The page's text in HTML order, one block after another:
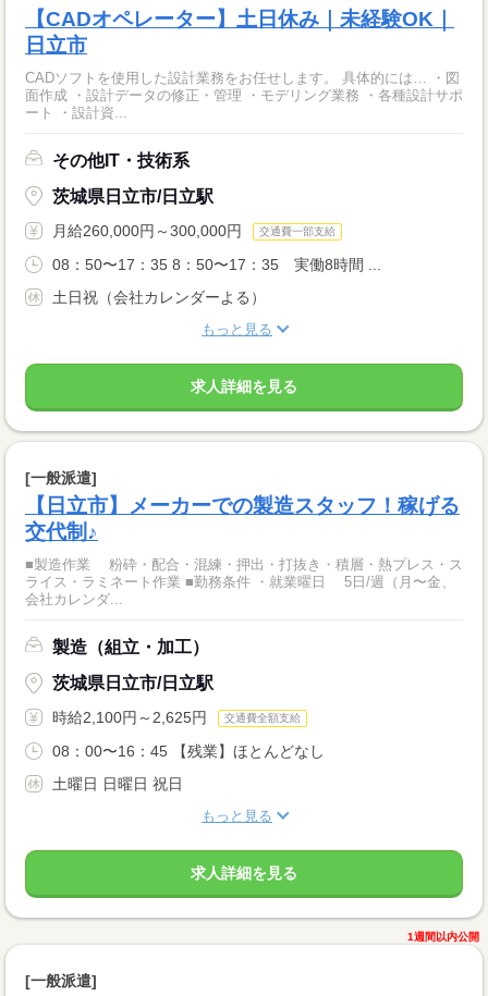
【CADオペレーター】土日休み｜未経験OK｜
日立市
CADソフトを使用した設計業務をお任せします。 具体的には… ・図
面作成 ・設計データの修正・管理 ・モデリング業務 ・各種設計サポ
ート ・設計資...
その他IT・技術系
茨城県日立市/日立駅
月給260,000円～300,000円 交通費一部支給
08：50〜17：35 8：50〜17：35 実働8時間 ...
土日祝（会社カレンダーよる）
もっと見る
求人詳細を見る
[一般派遣]
【日立市】メーカーでの製造スタッフ！稼げる
交代制♪
■製造作業 粉砕・配合・混練・押出・打抜き・積層・熱プレス・ス
ライス・ラミネート作業 ■勤務条件 ・就業曜日 5日/週（月〜金、
会社カレンダ...
製造（組立・加工）
茨城県日立市/日立駅
時給2,100円～2,625円 交通費全額支給
08：00〜16：45 【残業】ほとんどなし
土曜日 日曜日 祝日
もっと見る
求人詳細を見る
1週間以内公開
[一般派遣]